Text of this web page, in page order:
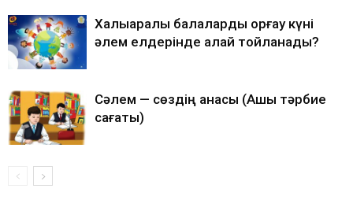
Халықаралық балаларды қорғау күні
әлем елдерінде қалай тойланады?
Сәлем — сөздің анасы (Ашық тәрбие
сағаты)